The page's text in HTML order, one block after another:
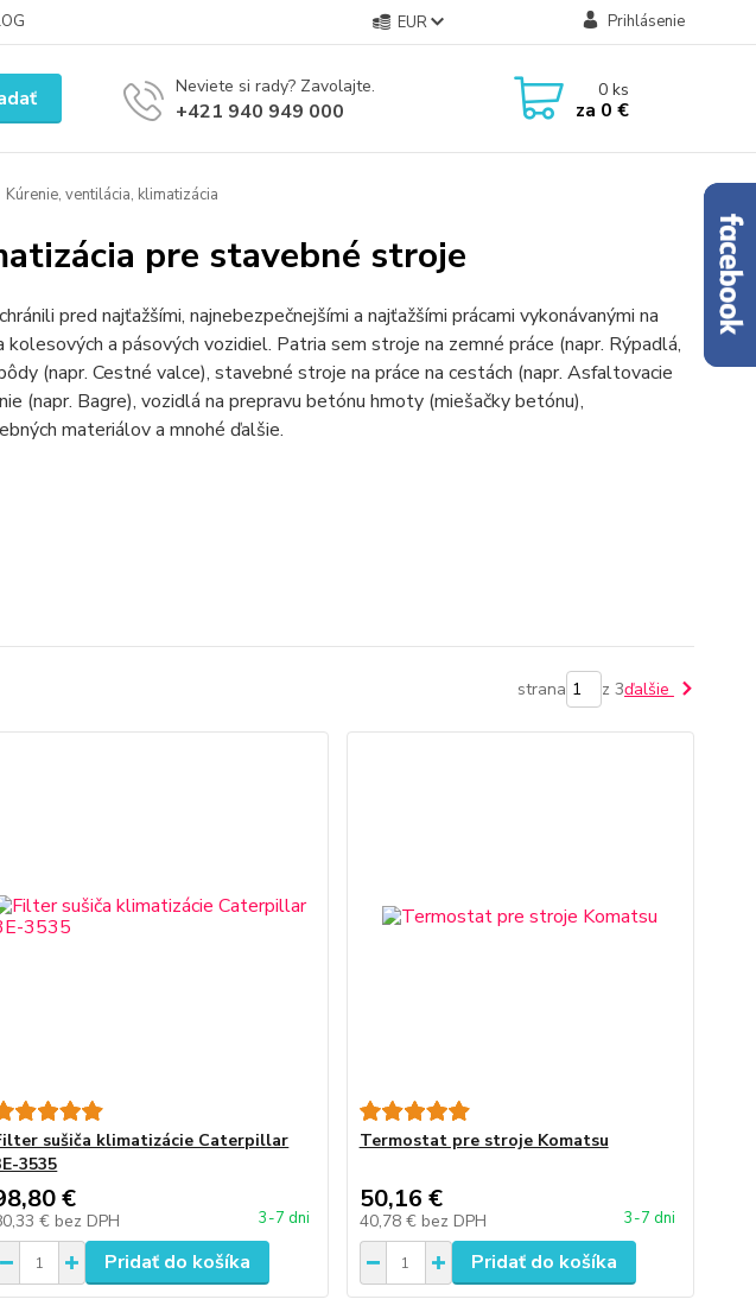
EUR Prihlásenie
Neviete si rady? Zavolajte.
+421 940 949 000
0ks
za 0 €
Kúrenie, ventilácia, klimatizácia
pre stavebné stroje
pred najťažšími, najnebezpečnejšími a najťažšími prácami vykonávanými na
a pásových vozidiel. Patria sem stroje na zemné práce (napr. Rýpadlá,
(napr. Cestné valce), stavebné stroje na práce na cestách (napr. Asfaltovacie
(napr. Bagre), vozidlá na prepravu betónu hmoty (miešačky betónu),
materiálov a mnohé ďalšie.
strana z 3ďalšie
sušiča klimatizácie Caterpillar
3535
€
€ bez DPH 3-7 dni
Pridať do košíka
Termostat pre stroje Komatsu
50,16 €
40,78 € bez DPH 3-7 dni
Pridať do košíka